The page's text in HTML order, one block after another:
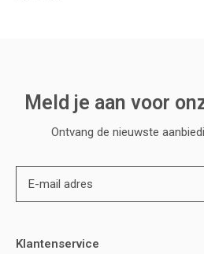
Meld je aan voor
Ontvang de nieuwste
Klantenservice